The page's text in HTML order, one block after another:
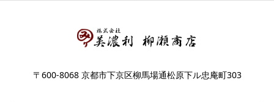
〒600-8068 京都市下京区柳馬場通松原下ル忠庵町303